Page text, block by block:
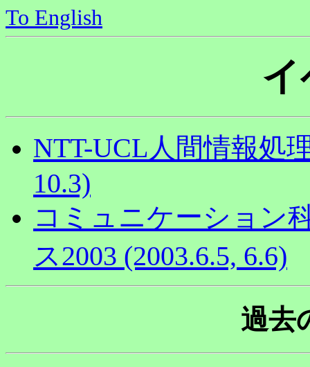
To English
NTT-UCL人間情報処
10.3)
コミュニケーション
ス2003 (2003.6.5, 6.6)
過去